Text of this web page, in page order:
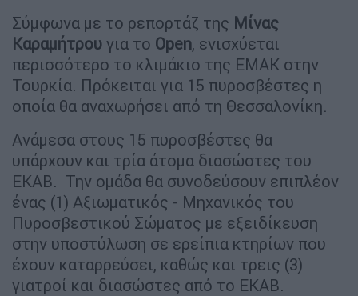
Σύμφωνα με το ρεπορτάζ της Μίνας
Καραμήτρου για το Open, ενισχύεται
περισσότερο το κλιμάκιο της ΕΜΑΚ στην
Τουρκία. Πρόκειται για 15 πυροσβέστες η
οποία θα αναχωρήσει από τη Θεσσαλονίκη.
Ανάμεσα στους 15 πυροσβέστες θα
υπάρχουν και τρία άτομα διασώστες του
ΕΚΑΒ. Την ομάδα θα συνοδεύσουν επιπλέον
ένας (1) Αξιωματικός - Μηχανικός του
Πυροσβεστικού Σώματος με εξειδίκευση
στην υποστύλωση σε ερείπια κτηρίων που
έχουν καταρρεύσει, καθώς και τρεις (3)
γιατροί και διασώστες από το ΕΚΑΒ.